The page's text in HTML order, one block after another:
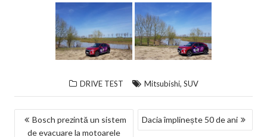
DRIVE TEST Mitsubishi, SUV
NAVIGARE
Bosch prezintă un sistem
de evacuare la motoarele
Dacia împlinește 50 de ani